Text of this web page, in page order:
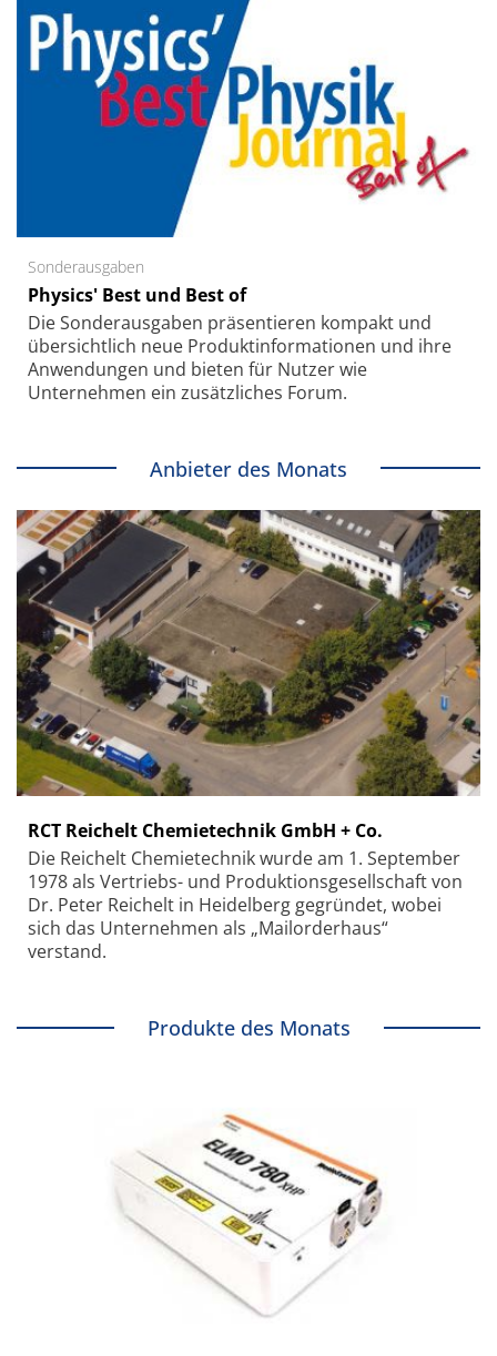
Sonderausgaben
Physics' Best und Best of
Die Sonder­ausgaben präsentieren kompakt und
übersichtlich neue Produkt­informationen und ihre
Anwendungen und bieten für Nutzer wie
Unternehmen ein zusätzliches Forum.
Anbieter des Monats
RCT Reichelt Chemietechnik GmbH + Co.
Die Reichelt Chemietechnik wurde am 1. September
1978 als Vertriebs- und Produktionsgesellschaft von
Dr. Peter Reichelt in Heidelberg gegründet, wobei
sich das Unternehmen als „Mailorderhaus“
verstand.
Produkte des Monats